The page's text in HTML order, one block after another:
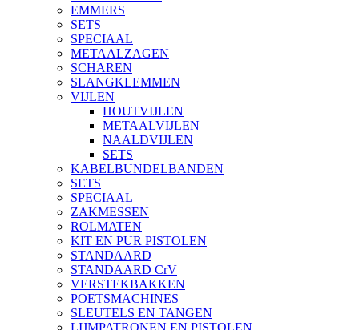
EMMERS
SETS
SPECIAAL
METAALZAGEN
SCHAREN
SLANGKLEMMEN
VIJLEN
HOUTVIJLEN
METAALVIJLEN
NAALDVIJLEN
SETS
KABELBUNDELBANDEN
SETS
SPECIAAL
ZAKMESSEN
ROLMATEN
KIT EN PUR PISTOLEN
STANDAARD
STANDAARD CrV
VERSTEKBAKKEN
POETSMACHINES
SLEUTELS EN TANGEN
LIJMPATRONEN EN PISTOLEN